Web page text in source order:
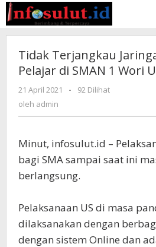
Lewati
ke
konten
Tidak Terjangkau
Pelajar di SMAN 1 Wori
21 April 2021
oleh
-
92 Dilihat
oleh admin
Minut, infosulut.id –
bagi SMA sampai saat ini
berlangsung.
Pelaksanaan US di masa
dilaksanakan dengan
dengan sistem Online dan